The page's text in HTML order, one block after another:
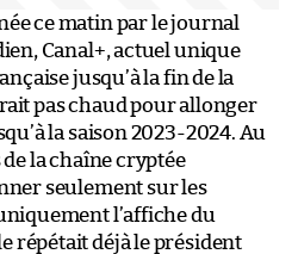
ce matin par le journal
Canal+, actuel unique
jusqu’à la fin de la
pas chaud pour allonger
la saison 2023-2024. Au
la chaîne cryptée
seulement sur les
l’affiche du
répétait déjà le président